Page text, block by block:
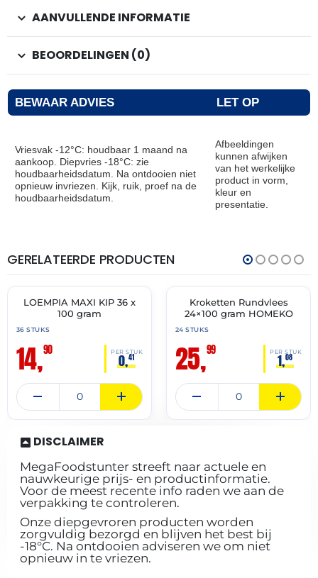
AANVULLENDE INFORMATIE
BEOORDELINGEN (0)
BEWAAR ADVIES LET OP
Vriesvak -12°C: houdbaar 1 maand na
aankoop. Diepvries -18°C: zie
houdbaarheidsdatum. Na ontdooien niet
opnieuw invriezen. Kijk, ruik, proef na de
houdbaarheidsdatum.
Afbeeldingen
kunnen afwijken
van het werkelijke
product in vorm,
kleur en
presentatie.
GERELATEERDE PRODUCTEN
🔥 OP=OP
THT:
19-
LOEMPIA MAXI KIP 36 x
100 gram
36 STUKS
14,90 PER STUK
0,41
✓ VAST ASSORTIMENT
Kroketten Rundvlees
24×100 gram HOMEKO
24 STUKS
25,99 PER STUK
1,08
DISCLAIMER
MegaFoodstunter streeft naar actuele en
nauwkeurige prijs- en productinformatie.
Voor de meest recente info raden we aan de
verpakking te controleren.
Onze diepgevroren producten worden
zorgvuldig bezorgd en blijven het best bij
-18°C. Na ontdooien adviseren we om niet
opnieuw in te vriezen.